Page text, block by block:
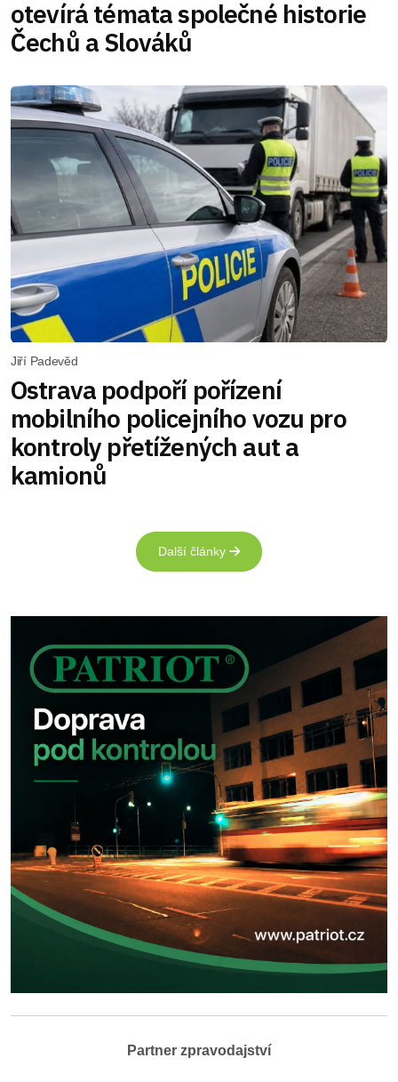
otevírá témata společné historie
Čechů a Slováků
Jiří Padevěd
Ostrava podpoří pořízení
mobilního policejního vozu pro
kontroly přetížených aut a
kamionů
Další články
Partner zpravodajství